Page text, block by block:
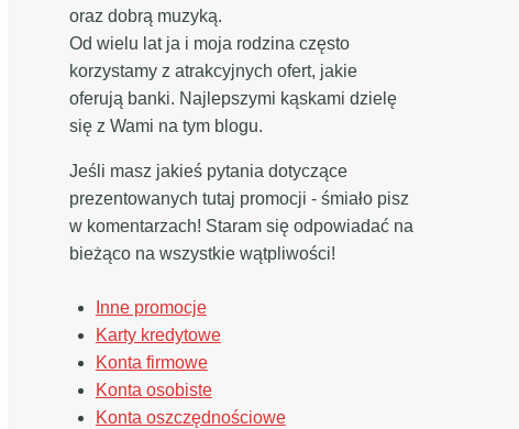
oraz dobrą muzyką.
Od wielu lat ja i moja rodzina często
korzystamy z atrakcyjnych ofert, jakie
oferują banki. Najlepszymi kąskami dzielę
się z Wami na tym blogu.
Jeśli masz jakieś pytania dotyczące
prezentowanych tutaj promocji - śmiało pisz
w komentarzach! Staram się odpowiadać na
bieżąco na wszystkie wątpliwości!
Inne promocje
Karty kredytowe
Konta firmowe
Konta osobiste
Konta oszczędnościowe